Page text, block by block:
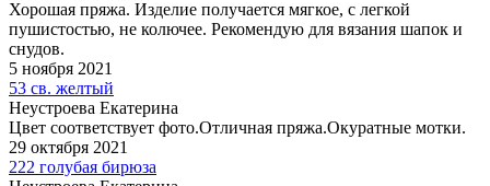
Хорошая пряжа. Изделие получается мягкое, с легкой
пушистостью, не колючее. Рекомендую для вязания шапок и
снудов.
5 ноября 2021
53 св. желтый
Неустроева Екатерина
Цвет соответствует фото.Отличная пряжа.Окуратные мотки.
29 октября 2021
222 голубая бирюза